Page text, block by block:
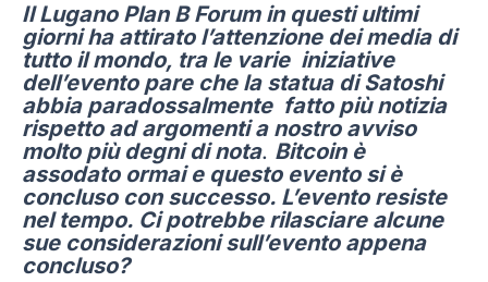
Il Lugano Plan B Forum in questi ultimi
giorni ha attirato l’attenzione dei media di
tutto il mondo, tra le varie iniziative
dell’evento pare che la statua di Satoshi
abbia paradossalmente fatto più notizia
rispetto ad argomenti a nostro avviso
molto più degni di nota. Bitcoin è
assodato ormai e questo evento si è
concluso con successo. L’evento resiste
nel tempo. Ci potrebbe rilasciare alcune
sue considerazioni sull’evento appena
concluso?